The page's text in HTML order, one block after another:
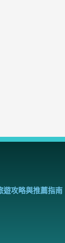
遊攻略與推薦指南